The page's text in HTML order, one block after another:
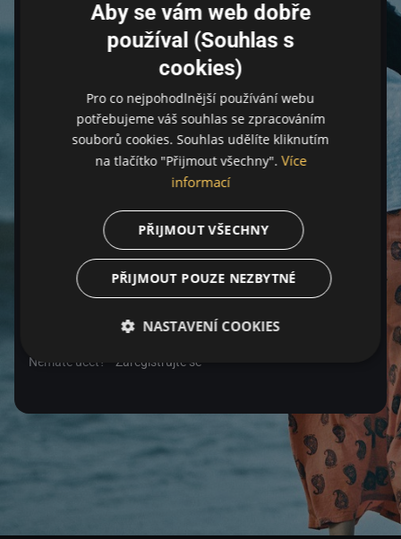
Pro přihlášení zadejte login a heslo
Zapomenuté heslo
Nemáte účet? Zaregistrujte se
Aby se vám web dobře
používal (Souhlas s
cookies)
Pro co nejpohodlnější používání webu
potřebujeme váš souhlas se zpracováním
souborů cookies. Souhlas udělíte kliknutím
na tlačítko "Přijmout všechny". Více
informací
PŘIJMOUT VŠECHNY
PŘIJMOUT POUZE NEZBYTNÉ
NASTAVENÍ COOKIES